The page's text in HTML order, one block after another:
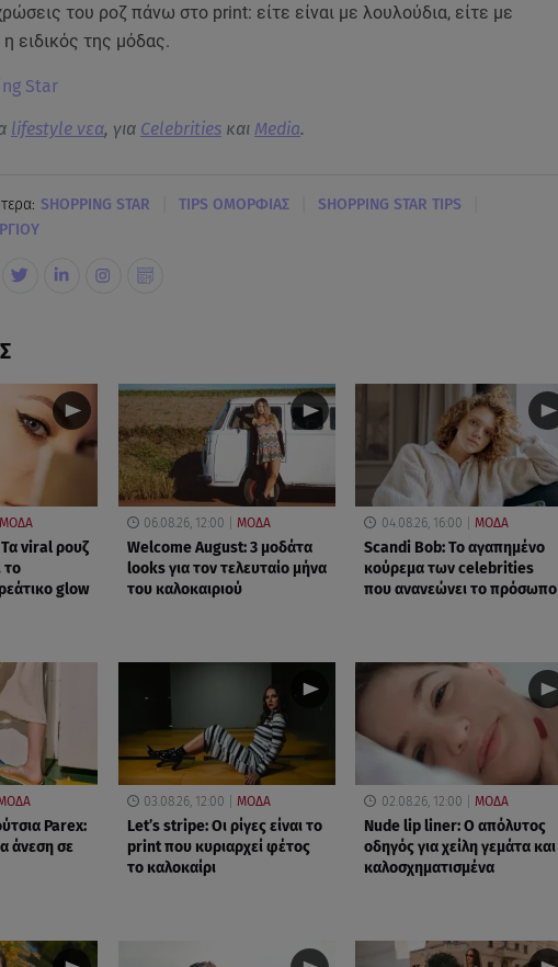
του ροζ πάνω στο print: είτε είναι με λουλούδια, είτε με
η ειδικός της μόδας.
Star
lifestyle νεα, για Celebritiesκαι Media.
SHOPPING STAR TIPS OΜΟΡΦΙΑΣ SHOPPING STAR TIPS
ΜΟΔΑ
viral ρουζ
το
glow
06.08.26, 12:00 ΜΟΔΑ
Welcome August: 3 μοδάτα
looks για τον τελευταίο μήνα
του καλοκαιριού
04.08.26, 16:00 ΜΟΔΑ
Scandi Bob: Το αγαπημένο
κούρεμα των celebrities
που ανανεώνει το πρόσωπο
Parex:
άνεση σε
03.08.26, 12:00 ΜΟΔΑ
Let’s stripe: Οι ρίγες είναι το
print που κυριαρχεί φέτος
το καλοκαίρι
02.08.26, 12:00 ΜΟΔΑ
Nude lip liner: Ο απόλυτος
οδηγός για χείλη γεμάτα και
καλοσχηματισμένα